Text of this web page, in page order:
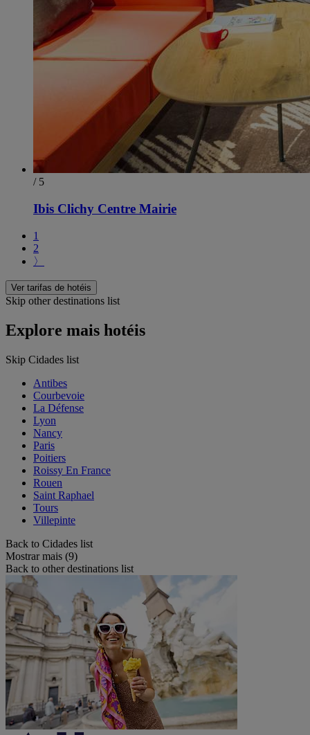
/ 5
Ibis Clichy Centre Mairie
1
2
〉
Ver tarifas de hotéis
Skip other destinations list
Explore mais hotéis
Skip Cidades list
Antibes
Courbevoie
La Défense
Lyon
Nancy
Paris
Poitiers
Roissy En France
Rouen
Saint Raphael
Tours
Villepinte
Back to Cidades list
Mostrar mais (9)
Back to other destinations list